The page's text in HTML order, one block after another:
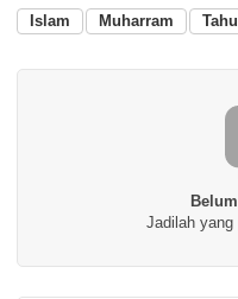
Islam Muharram
Jadilah yang